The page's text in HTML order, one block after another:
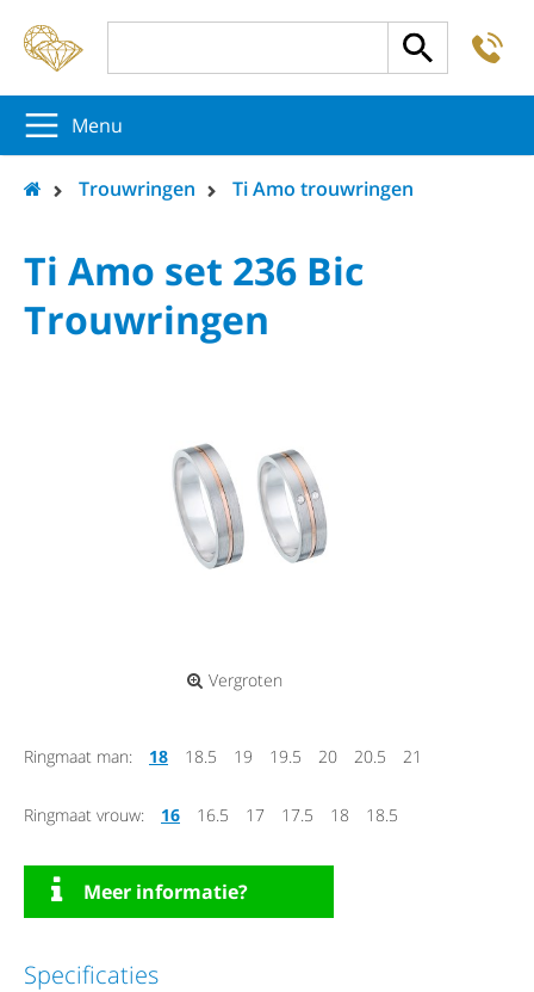
Menu
Trouwringen Ti Amo trouwringen
Ti Amo set 236 Bic
Trouwringen
Vergroten
Ringmaat man: 18 18.5 19 19.5 20 20.5 21
Ringmaat vrouw: 16 16.5 17 17.5 18 18.5
Meer informatie?
Specificaties